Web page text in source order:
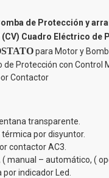
de Protección y
(CV) Cuadro Eléctrico de
para Motor y
de Protección con Control
Contactor
transparente.
por disyuntor.
contactor AC3.
manual – automático, (
indicador Led.